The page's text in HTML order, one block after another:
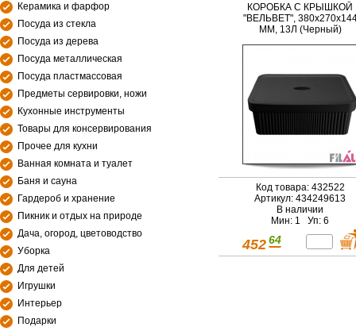
Керамика и фарфор
Посуда из стекла
Посуда из дерева
Посуда металлическая
Посуда пластмассовая
Предметы сервировки, ножи
Кухонные инструменты
Товары для консервирования
Прочее для кухни
Ванная комната и туалет
Баня и сауна
Гардероб и хранение
Пикник и отдых на природе
Дача, огород, цветоводство
Уборка
Для детей
Игрушки
Интерьер
Подарки
КОРОБКА С КРЫШКОЙ
"ВЕЛЬВЕТ",
ММ, 13Л (Черный)
Код товара: 432522
Артикул: 434249613
В наличии
Мин: 1 Уп: 6
452 64